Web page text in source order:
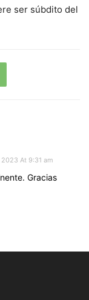
ser súbdito del
At 9:31 am
Gracias